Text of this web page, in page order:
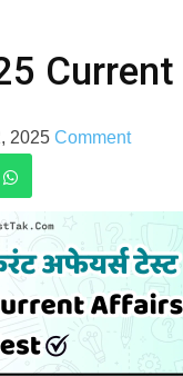
2025 Comment